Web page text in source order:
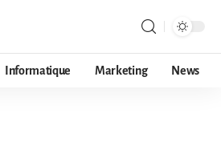
Informatique Marketing News